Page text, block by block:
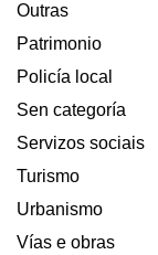
Outras
Patrimonio
Policía local
Sen categoría
Servizos sociais
Turismo
Urbanismo
Vías e obras